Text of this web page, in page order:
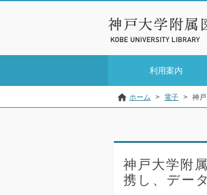
利用案内
ホーム > 電子 > 神
神戸大学附
携し、デー